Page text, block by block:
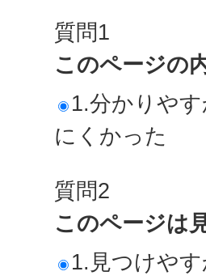
質問1
このページの
1.分かりや
にくかった
質問2
このページは
1.見つけや